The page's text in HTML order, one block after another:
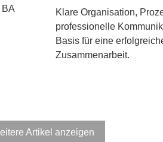
BA
Klare Organisation,
professionelle
Basis für eine
Zusammenarbeit.
Artikel anzeigen